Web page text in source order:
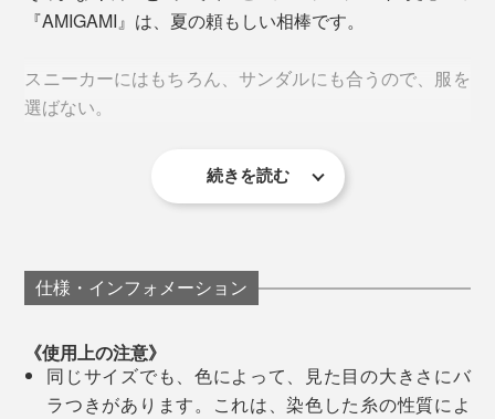
靴下編み機は、針が回転しながら、靴下を編んでいきま
もの回転数で、ゆっくり編みながら、職人の手と目によ
る検品を重ねて、仕上げています。
足が着地するたびに、フワッとやわらかい心地。
たい天竺編みを、交互に編み分けることで、ちょうどい
いクッション感をつくっています。
『AMIGAMI』は、夏の頼もしい相棒です。
スニーカーにはもちろん、サンダルにも合うので、服を
選ばない。
続きを読む
仕様・インフォメーション
《使用上の注意》
同じサイズでも、色によって、見た目の大きさにバ
ラつきがあります。これは、染色した糸の性質によ